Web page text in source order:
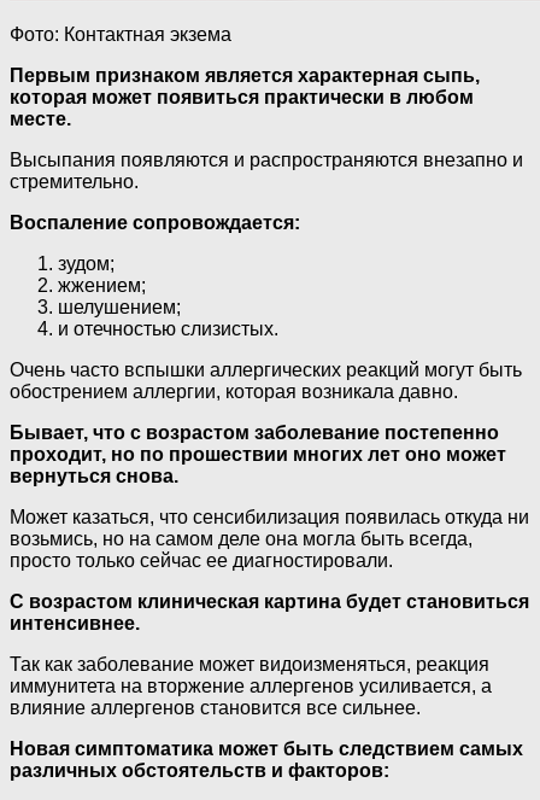
Фото: Контактная экзема
Первым признаком является характерная сыпь,
которая может появиться практически в любом
месте.
Высыпания появляются и распространяются внезапно и
стремительно.
Воспаление сопровождается:
зудом;
жжением;
шелушением;
и отечностью слизистых.
Очень часто вспышки аллергических реакций могут быть
обострением аллергии, которая возникала давно.
Бывает, что с возрастом заболевание постепенно
проходит, но по прошествии многих лет оно может
вернуться снова.
Может казаться, что сенсибилизация появилась откуда ни
возьмись, но на самом деле она могла быть всегда,
просто только сейчас ее диагностировали.
С возрастом клиническая картина будет становиться
интенсивнее.
Так как заболевание может видоизменяться, реакция
иммунитета на вторжение аллергенов усиливается, а
влияние аллергенов становится все сильнее.
Новая симптоматика может быть следствием самых
различных обстоятельств и факторов: